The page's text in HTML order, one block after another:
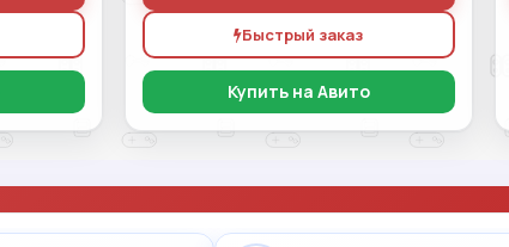
Быстрый заказ
Купить на Авито